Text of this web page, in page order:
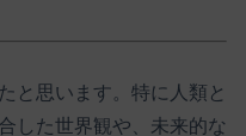
と思います。特に人類と
した世界観や、未来的な